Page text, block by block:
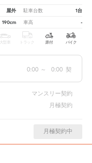
屋外 駐車台数 1台
190cm 車高 -
大型車 トラック 原付 バイク
0:00 ～ 0:00 契
マンスリー契約
月極契約
月極契約中